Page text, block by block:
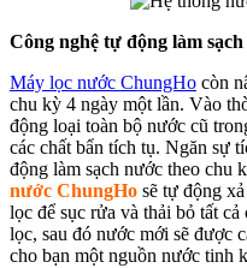
Công nghệ tự động làm
Máy lọc nước ChungHo còn
chu kỳ 4 ngày một lần. Vào
động loại toàn bộ nước cũ
các chất bẩn tích tụ. Ngăn sự
động làm sạch nước theo chu
nước ChungHo sẽ tự động
lọc để sục rửa và thải bỏ tất
lọc, sau đó nước mới sẽ được
cho bạn một nguồn nước tinh